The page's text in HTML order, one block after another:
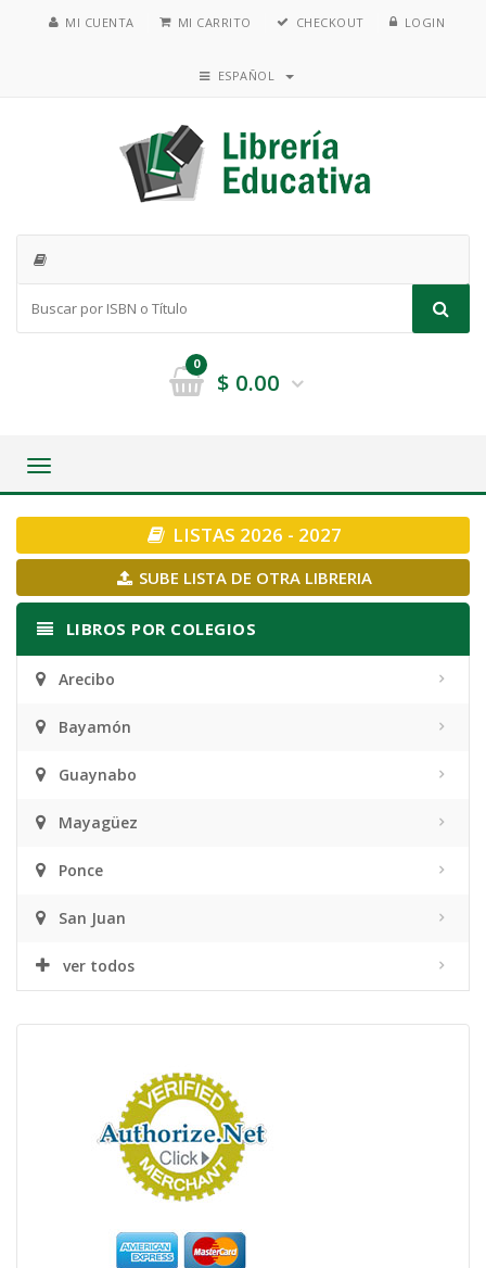
MI CUENTA MI CARRITO CHECKOUT LOGIN
ESPAÑOL
0
$ 0.00
Toggle
LISTAS 2026 - 2027
SUBE LISTA DE OTRA LIBRERIA
LIBROS POR COLEGIOS
Arecibo
Bayamón
Guaynabo
Mayagüez
Ponce
San Juan
ver todos